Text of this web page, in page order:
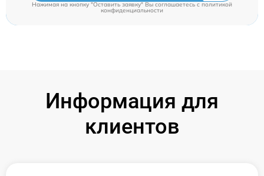
Нажимая на кнопку "Оставить заявку" Вы соглашаетесь cполитикой
конфиденциальности
Информация для
клиентов